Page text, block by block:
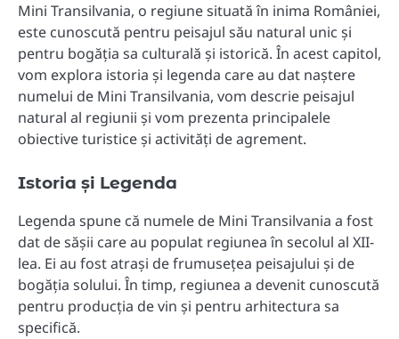
Mini Transilvania, o regiune situată în inima României,
este cunoscută pentru peisajul său natural unic și
pentru bogăția sa culturală și istorică. În acest capitol,
vom explora istoria și legenda care au dat naștere
numelui de Mini Transilvania, vom descrie peisajul
natural al regiunii și vom prezenta principalele
obiective turistice și activități de agrement.
Istoria și Legenda
Legenda spune că numele de Mini Transilvania a fost
dat de sășii care au populat regiunea în secolul al XII-
lea. Ei au fost atrași de frumusețea peisajului și de
bogăția solului. În timp, regiunea a devenit cunoscută
pentru producția de vin și pentru arhitectura sa
specifică.